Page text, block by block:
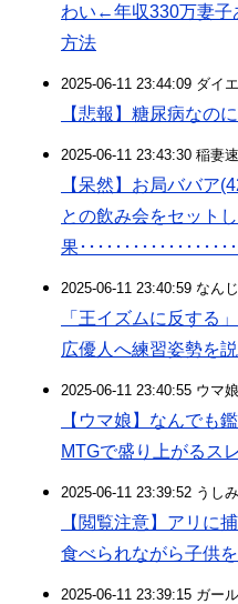
わい←年収330万妻子
方法
2025-06-11 23:44:09 ダイ
【悲報】糖尿病なの
2025-06-11 23:43:30 稲妻
【呆然】お局ババア
との飲み会をセット
果･････････････････
2025-06-11 23:40:59 なん
「王イズムに反する
広優人へ練習姿勢を説
2025-06-11 23:40:55 ウマ
【ウマ娘】なんで
MTGで盛り上がるス
2025-06-11 23:39:52 うし
【閲覧注意】アリに
食べられながら子供
2025-06-11 23:39:15 ガー